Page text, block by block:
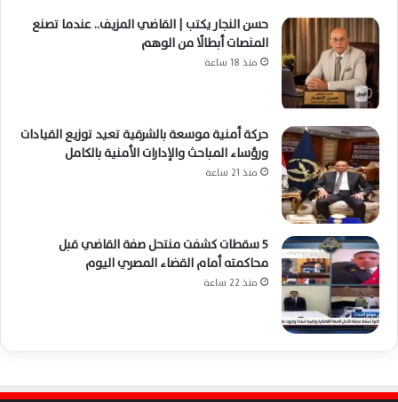
حسن النجار يكتب | القاضي المزيف.. عندما تصنع
المنصات أبطالًا من الوهم
منذ 18 ساعة
حركة أمنية موسعة بالشرقية تعيد توزيع القيادات
ورؤساء المباحث والإدارات الأمنية بالكامل
منذ 21 ساعة
5 سقطات كشفت منتحل صفة القاضي قبل
محاكمته أمام القضاء المصري اليوم
منذ 22 ساعة